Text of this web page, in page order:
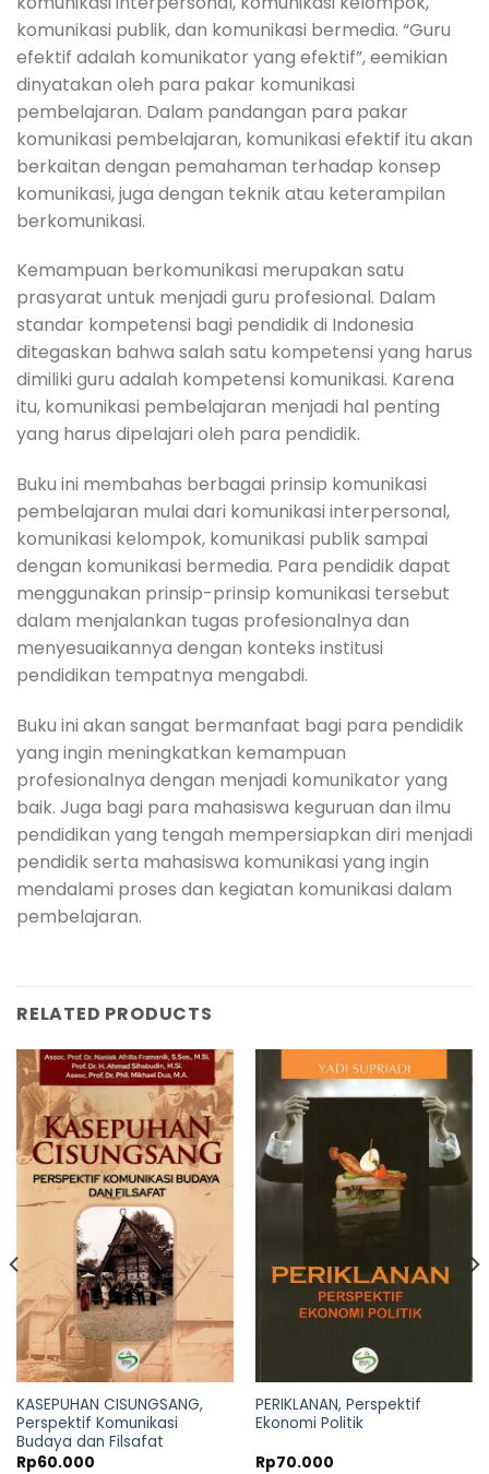
komunikasi publik, dan komunikasi bermedia. “Guru
efektif adalah komunikator yang efektif”, eemikian
dinyatakan oleh para pakar komunikasi
pembelajaran. Dalam pandangan para pakar
komunikasi pembelajaran, komunikasi efektif itu akan
berkaitan dengan pemahaman terhadap konsep
komunikasi, juga dengan teknik atau keterampilan
berkomunikasi.
Kemampuan berkomunikasi merupakan satu
prasyarat untuk menjadi guru profesional. Dalam
standar kompetensi bagi pendidik di Indonesia
ditegaskan bahwa salah satu kompetensi yang harus
dimiliki guru adalah kompetensi komunikasi. Karena
itu, komunikasi pembelajaran menjadi hal penting
yang harus dipelajari oleh para pendidik.
Buku ini membahas berbagai prinsip komunikasi
pembelajaran mulai dari komunikasi interpersonal,
komunikasi kelompok, komunikasi publik sampai
dengan komunikasi bermedia. Para pendidik dapat
menggunakan prinsip-prinsip komunikasi tersebut
dalam menjalankan tugas profesionalnya dan
menyesuaikannya dengan konteks institusi
pendidikan tempatnya mengabdi.
Buku ini akan sangat bermanfaat bagi para pendidik
yang ingin meningkatkan kemampuan
profesionalnya dengan menjadi komunikator yang
baik. Juga bagi para mahasiswa keguruan dan ilmu
pendidikan yang tengah mempersiapkan diri menjadi
pendidik serta mahasiswa komunikasi yang ingin
mendalami proses dan kegiatan komunikasi dalam
pembelajaran.
RELATED PRODUCTS
KASEPUHAN CISUNGSANG,
Perspektif Komunikasi
Budaya dan Filsafat
Rp60.000
PERIKLANAN, Perspektif
Ekonomi Politik
Rp70.000